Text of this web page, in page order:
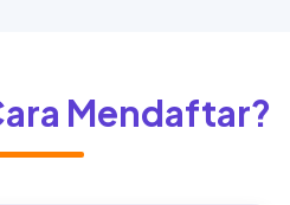
Mendaftar?